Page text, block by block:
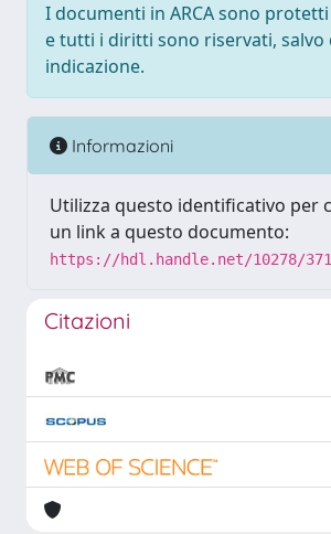
I documenti in ARCA sono
e tutti i diritti sono riservati, salvo
indicazione.
Informazioni
Utilizza questo identificativo per
un link a questo documento:
https://hdl.handle.net/10278/
Citazioni